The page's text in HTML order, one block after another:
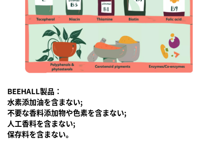
BEEHALL製品：
水素添加油を含まない;
不要な香料添加物や色素を含まない;
人工香料を含まない;
保存料を含まない。